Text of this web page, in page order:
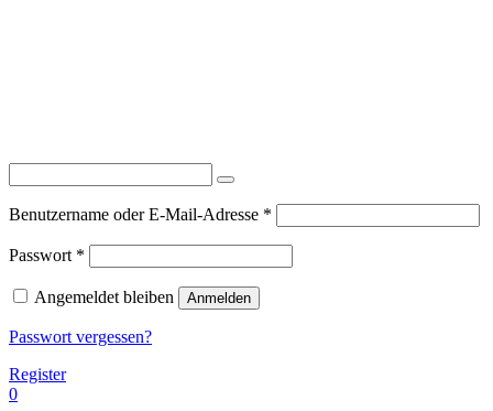
Benutzername oder E-Mail-Adresse *
Passwort *
Angemeldet bleiben Anmelden
Passwort vergessen?
Register
0